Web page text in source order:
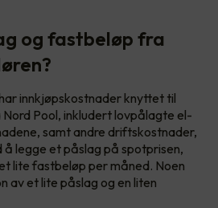
og fastbeløp fra
innkjøpskostnader knyttet til
Pool, inkludert lovpålagte el-
samt andre driftskostnader,
å legge et påslag på spotprisen,
lite fastbeløp per måned. Noen
av et lite påslag og en liten